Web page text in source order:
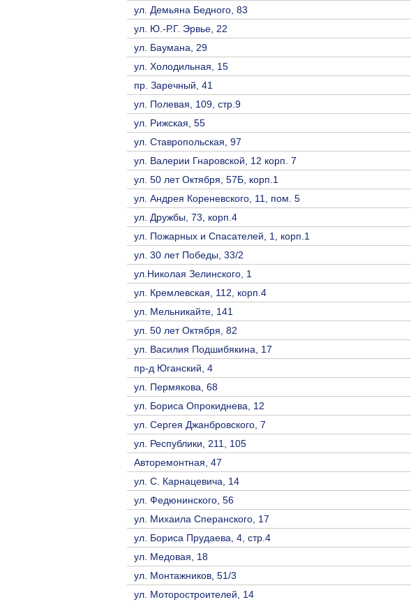
ул. Демьяна Бедного, 83
ул. Ю.-Р.Г. Эрвье, 22
ул. Баумана, 29
ул. Холодильная, 15
пр. Заречный, 41
ул. Полевая, 109, стр.9
ул. Рижская, 55
ул. Ставропольская, 97
ул. Валерии Гнаровской, 12 корп. 7
ул. 50 лет Октября, 57Б, корп.1
ул. Андрея Кореневского, 11, пом. 5
ул. Дружбы, 73, корп.4
ул. Пожарных и Спасателей, 1, корп.1
ул. 30 лет Победы, 33/2
ул.Николая Зелинского, 1
ул. Кремлевская, 112, корп.4
ул. Мельникайте, 141
ул. 50 лет Октября, 82
ул. Василия Подшибякина, 17
пр-д Юганский, 4
ул. Пермякова, 68
ул. Бориса Опрокиднева, 12
ул. Сергея Джанбровского, 7
ул. Республики, 211, 105
Авторемонтная, 47
ул. С. Карнацевича, 14
ул. Федюнинского, 56
ул. Михаила Сперанского, 17
ул. Бориса Прудаева, 4, стр.4
ул. Медовая, 18
ул. Монтажников, 51/3
ул. Моторостроителей, 14